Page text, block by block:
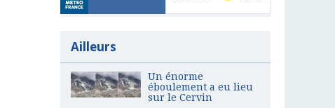
Ailleurs
Un énorme
éboulement a eu lieu
sur le Cervin